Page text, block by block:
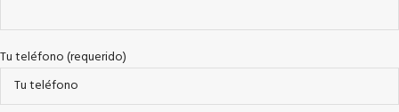
Tu teléfono (requerido)